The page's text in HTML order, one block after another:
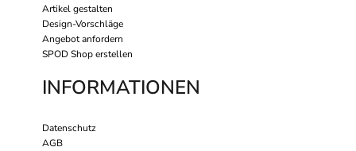
Artikel gestalten
Design-Vorschläge
Angebot anfordern
SPOD Shop erstellen
INFORMATIONEN
Datenschutz
AGB